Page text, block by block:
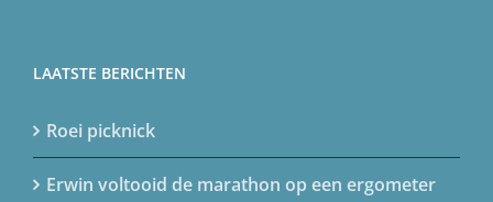
LAATSTE BERICHTEN
Roei picknick
Erwin voltooid de marathon op een ergometer